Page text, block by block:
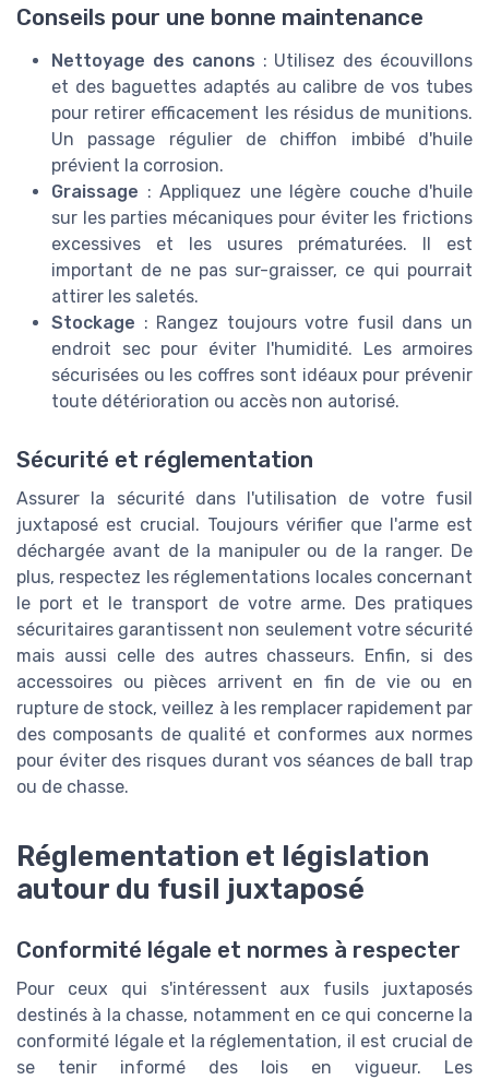
Conseils pour une bonne maintenance
Nettoyage des canons : Utilisez des écouvillons
et des baguettes adaptés au calibre de vos tubes
pour retirer efficacement les résidus de munitions.
Un passage régulier de chiffon imbibé d'huile
prévient la corrosion.
Graissage : Appliquez une légère couche d'huile
sur les parties mécaniques pour éviter les frictions
excessives et les usures prématurées. Il est
important de ne pas sur-graisser, ce qui pourrait
attirer les saletés.
Stockage : Rangez toujours votre fusil dans un
endroit sec pour éviter l'humidité. Les armoires
sécurisées ou les coffres sont idéaux pour prévenir
toute détérioration ou accès non autorisé.
Sécurité et réglementation
Assurer la sécurité dans l'utilisation de votre fusil
juxtaposé est crucial. Toujours vérifier que l'arme est
déchargée avant de la manipuler ou de la ranger. De
plus, respectez les réglementations locales concernant
le port et le transport de votre arme. Des pratiques
sécuritaires garantissent non seulement votre sécurité
mais aussi celle des autres chasseurs. Enfin, si des
accessoires ou pièces arrivent en fin de vie ou en
rupture de stock, veillez à les remplacer rapidement par
des composants de qualité et conformes aux normes
pour éviter des risques durant vos séances de ball trap
ou de chasse.
Réglementation et législation
autour du fusil juxtaposé
Conformité légale et normes à respecter
Pour ceux qui s'intéressent aux fusils juxtaposés
destinés à la chasse, notamment en ce qui concerne la
conformité légale et la réglementation, il est crucial de
se tenir informé des lois en vigueur. Les